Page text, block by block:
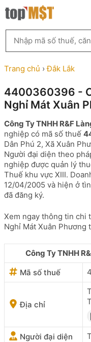
Chuyển
đến
kiếm
MST
theo
tên
ty,
người
diện
hoặc
mã
số
thuế
...
Trang chủ ›Đắk Lắk
4400360396 -
Nghỉ Mát Xuân
Công Ty TNHH R&F
nghiệp có mã số thuế
Dân Phú 2, Xã Xuân
Người đại diện theo
nghiệp được quản lý
Thuế khu vực XIII.
12/04/2005 và hiện ở
đã đăng ký.
Xem ngay thông tin chi
Nghỉ Mát Xuân Phương
Công Ty TNHH
Mã số thuế
Địa chỉ
Người đại diện